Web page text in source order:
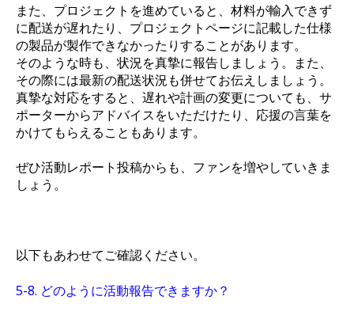
また、プロジェクトを進めていると、材料が輸入できず
に配送が遅れたり、プロジェクトページに記載した仕様
の製品が製作できなかったりすることがあります。
そのような時も、状況を真摯に報告しましょう。また、
その際には最新の配送状況も併せてお伝えしましょう。
真摯な対応をすると、遅れや計画の変更についても、サ
ポーターからアドバイスをいただけたり、応援の言葉を
かけてもらえることもあります。
ぜひ活動レポート投稿からも、ファンを増やしていきま
しょう。
以下もあわせてご確認ください。
5-8. どのように活動報告できますか？